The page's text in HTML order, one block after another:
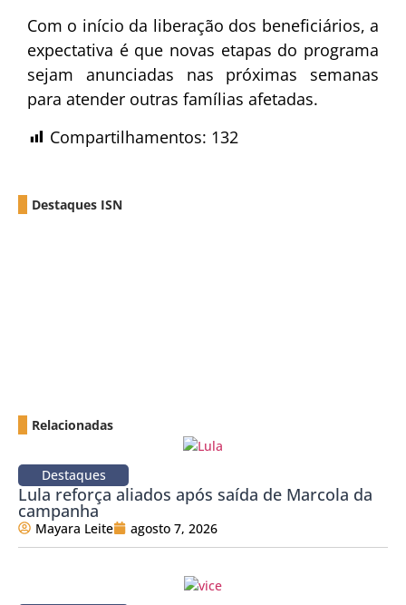
Com o início da liberação dos beneficiários, a
expectativa é que novas etapas do programa
sejam anunciadas nas próximas semanas
para atender outras famílias afetadas.
Compartilhamentos: 132
Destaques ISN
Relacionadas
Destaques
Lula reforça aliados após saída de Marcola da
campanha
Mayara Leite agosto 7, 2026